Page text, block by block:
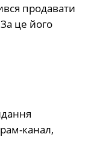
продавати
це його
канал,